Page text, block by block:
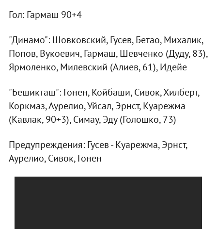
Гол: Гармаш 90+4
"Динамо": Шовковский, Гусев, Бетао, Михалик,
Попов, Вукоевич, Гармаш, Шевченко (Дуду, 83),
Ярмоленко, Милевский (Алиев, 61), Идейе
"Бешикташ": Гонен, Койбаши, Сивок, Хилберт,
Коркмаз, Аурелио, Уйсал, Эрнст, Куарежма
(Кавлак, 90+3), Симау, Эду (Голошко, 73)
Предупреждения: Гусев - Куарежма, Эрнст,
Аурелио, Сивок, Гонен